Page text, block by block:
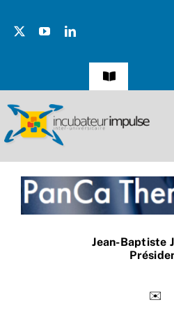
Navigation
Témoignages
Les Présidents
Missions
Jean-Baptiste
✉️